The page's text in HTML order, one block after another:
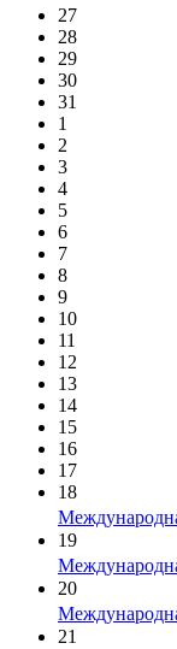
27
28
29
30
31
1
2
3
4
5
6
7
8
9
10
11
12
13
14
15
16
17
18
19
20
21